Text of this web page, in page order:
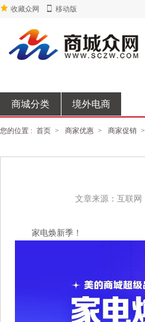
收藏众网 移动版
商城分类 境外电商
您的位置 : 首页 > 商家优惠 > 商家促销 >
文章来源：互联网
家电焕新季！